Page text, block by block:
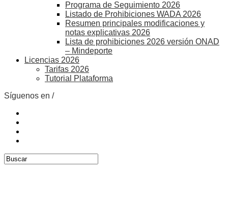
Programa de Seguimiento 2026
Listado de Prohibiciones WADA 2026
Resumen principales modificaciones y
notas explicativas 2026
Lista de prohibiciones 2026 versión ONAD
– Mindeporte
Licencias 2026
Tarifas 2026
Tutorial Plataforma
Síguenos en /